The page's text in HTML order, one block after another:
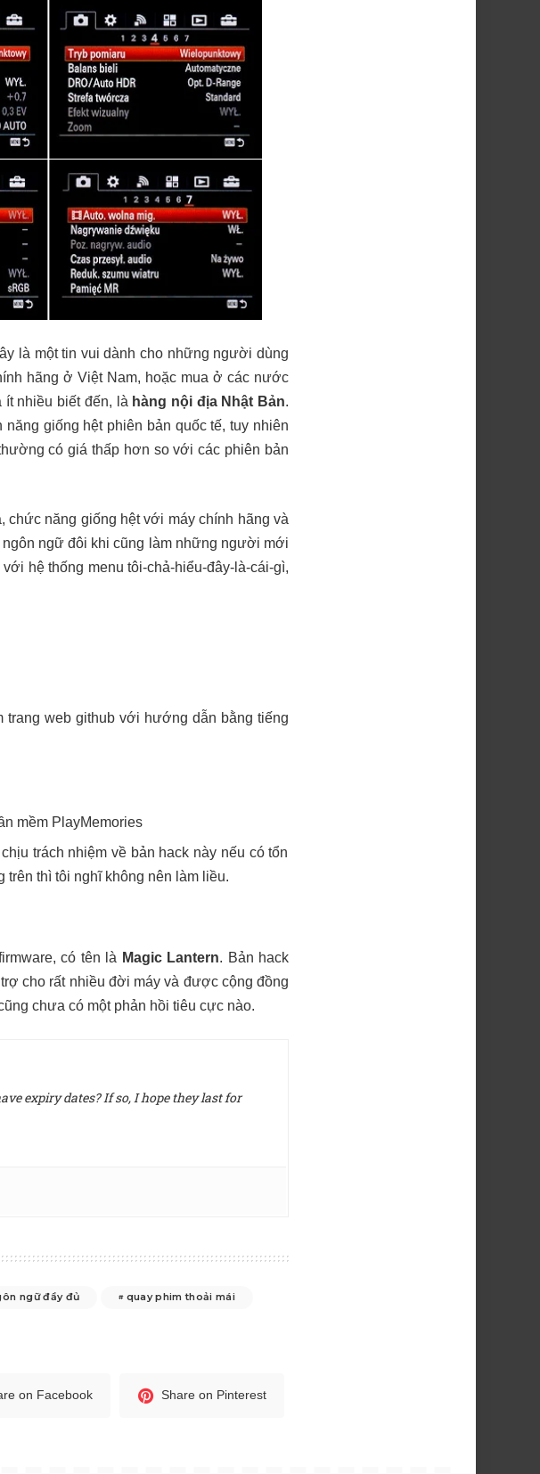
là một tin vui dành cho những người dùng
hãng ở Việt Nam, hoặc mua ở các nước
ít nhiều biết đến, là hàng nội địa Nhật Bản.
giống hệt phiên bản quốc tế, tuy nhiên
có giá thấp hơn so với các phiên bản
chức năng giống hệt với máy chính hãng và
ngữ đôi khi cũng làm những người mới
hệ thống menu tôi-chả-hiểu-đây-là-cái-gì,
web github với hướng dẫn bằng tiếng
mềm PlayMemories
trách nhiệm về bản hack này nếu có tổn
trên thì tôi nghĩ không nên làm liều.
có tên là Magic Lantern. Bản hack
cho rất nhiều đời máy và được cộng đồng
chưa có một phản hồi tiêu cực nào.
expiry dates? If so, I hope they last for
ngữ đầy đủ
quay phim thoải mái
on Facebook Share on Pinterest